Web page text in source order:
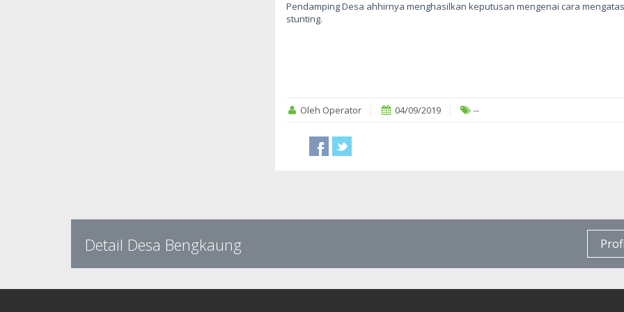
Pendamping Desa ahhirnya menghasilkan keputusan mengenai cara
stunting.
Oleh Operator 04/09/2019 --
Detail Desa Bengkaung